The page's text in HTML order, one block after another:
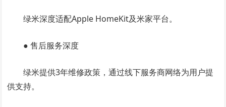
绿米深度适配Apple HomeKit及米家平台。
● 售后服务深度
绿米提供3年维修政策，通过线下服务商网络为用户提
供支持。